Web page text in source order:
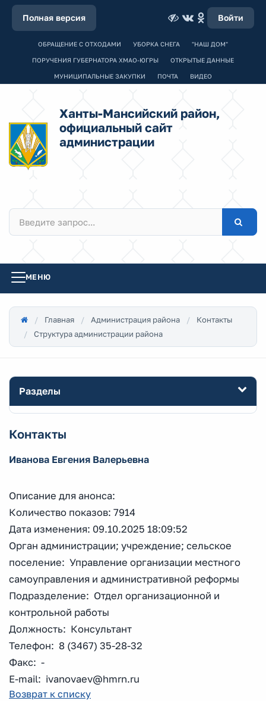
Полная версия Войти
ОБРАЩЕНИЕ С ОТХОДАМИ УБОРКА СНЕГА "НАШ ДОМ"
ПОРУЧЕНИЯ ГУБЕРНАТОРА ХМАО-ЮГРЫ ОТКРЫТЫЕ ДАННЫЕ
МУНИЦИПАЛЬНЫЕ ЗАКУПКИ ПОЧТА ВИДЕО
Ханты-Мансийский район,
официальный сайт
администрации
МЕНЮ
Главная Администрация района
Контакты
Структура администрации района
Разделы
Контакты
Иванова Евгения Валерьевна
Описание для анонса:
Количество показов: 7914
Дата изменения: 09.10.2025 18:09:52
Орган администрации; учреждение; сельское
поселение: Управление организации местного
самоуправления и административной реформы
Подразделение: Отдел организационной и
контрольной работы
Должность: Консультант
Телефон: 8 (3467) 35-28-32
Факс: -
E-mail: ivanovaev@hmrn.ru
Возврат к списку